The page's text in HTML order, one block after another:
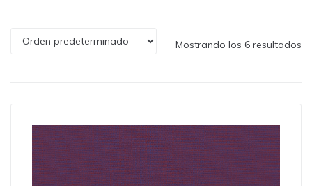
Mostrando los 6 resultados